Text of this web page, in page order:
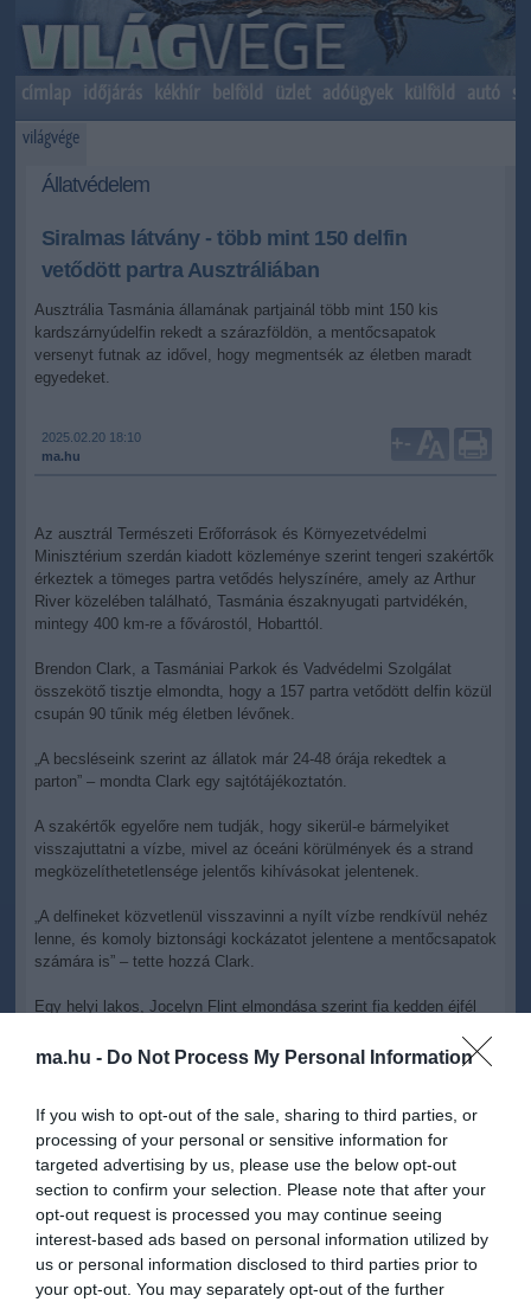
ma.hu - Do Not Process My Personal Information
If you wish to opt-out of the sale, sharing to third parties, or
processing of your personal or sensitive information for
targeted advertising by us, please use the below opt-out
section to confirm your selection. Please note that after your
opt-out request is processed you may continue seeing
interest-based ads based on personal information utilized by
us or personal information disclosed to third parties prior to
your opt-out. You may separately opt-out of the further
címlap időjárás kékhír belföld üzlet adóügyek külföld autó
világvége
Állatvédelem
Siralmas látvány - több mint 150 delfin
vetődött partra Ausztráliában
Ausztrália Tasmánia államának partjainál több mint 150 kis
kardszárnyúdelfin rekedt a szárazföldön, a mentőcsapatok
versenyt futnak az idővel, hogy megmentsék az életben maradt
egyedeket.
2025.02.20 18:10
ma.hu
+-
Az ausztrál Természeti Erőforrások és Környezetvédelmi
Minisztérium szerdán kiadott közleménye szerint tengeri szakértők
érkeztek a tömeges partra vetődés helyszínére, amely az Arthur
River közelében található, Tasmánia északnyugati partvidékén,
mintegy 400 km-re a fővárostól, Hobarttól.
Brendon Clark, a Tasmániai Parkok és Vadvédelmi Szolgálat
összekötő tisztje elmondta, hogy a 157 partra vetődött delfin közül
csupán 90 tűnik még életben lévőnek.
„A becsléseink szerint az állatok már 24-48 órája rekedtek a
parton” – mondta Clark egy sajtótájékoztatón.
A szakértők egyelőre nem tudják, hogy sikerül-e bármelyiket
visszajuttatni a vízbe, mivel az óceáni körülmények és a strand
megközelíthetetlensége jelentős kihívásokat jelentenek.
„A delfineket közvetlenül visszavinni a nyílt vízbe rendkívül nehéz
lenne, és komoly biztonsági kockázatot jelentene a mentőcsapatok
számára is” – tette hozzá Clark.
Egy helyi lakos, Jocelyn Flint elmondása szerint fia kedden éjfél
„A víz hullámai folyamatosan csapkodtak rájuk, és vergődtek a
„Vannak köztük kisborjak is. Az egyik végén sok nagy példány
van. Nagyon szomorú látvány.”
A kis kardszárnyúdelfinek az óceáni delfinek egyik veszélyeztetett
faja, amely megjelenésében hasonlít a kardszárnyú delfinre (orca).
Akár 6,1 méter hosszúra is megnőhetnek, testtömegük pedig 500
kg és 3 tonna között mozog.